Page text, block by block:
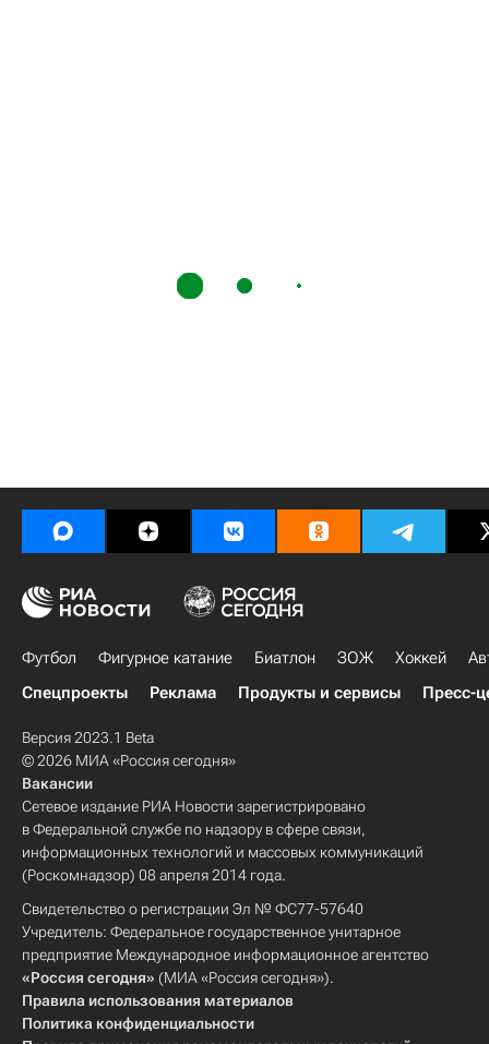
Футбол Фигурное катание Биатлон ЗОЖ Хоккей
Спецпроекты
Реклама Продукты и сервисы Пресс-
Версия 2023.1 Beta
© 2026 МИА «Россия сегодня»
Вакансии
Сетевое издание РИА Новости зарегистрировано
в Федеральной службе по надзору в сфере связи,
информационных технологий и массовых коммуникаций
(Роскомнадзор) 08 апреля 2014 года.
Свидетельство о регистрации Эл № ФС77-57640
Учредитель: Федеральное государственное унитарное
предприятие Международное информационное агентство
«Россия сегодня» (МИА «Россия сегодня»).
Правила использования материалов
Политика конфиденциальности